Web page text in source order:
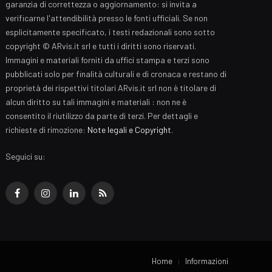
garanzia di correttezza o aggiornamento: si invita a
verificarne l'attendibilità presso le fonti ufficiali. Se non
esplicitamente specificato, i testi redazionali sono sotto
copyright © ARvis.it srl e tutti i diritti sono riservati.
Immagini e materiali forniti da uffici stampa e terzi sono
pubblicati solo per finalità culturali e di cronaca e restano di
proprietà dei rispettivi titolari ARvis.it srl non è titolare di
alcun diritto su tali immagini e materiali : non ne è
consentito il riutilizzo da parte di terzi. Per dettagli e
richieste di rimozione: Note legali e Copyright.
Seguici su:
FacebookInstagramLinkedInRSS
Home Informazioni